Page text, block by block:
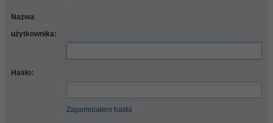
Nazwa
użytkownika:
Hasło:
Zapomniałem hasła